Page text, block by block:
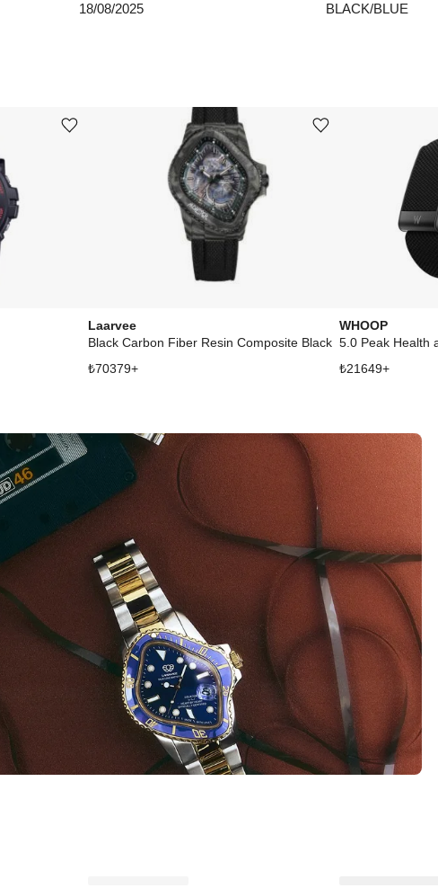
18/08/2025
BLACK/BLUE
Ürünü istek listesine ekle veya listeden çıkar
Laarvee
Black Carbon Fiber Resin Composite Black
₺70379+
Ürünü istek listesine ekle veya listeden çıkar
WHOOP
₺21649+